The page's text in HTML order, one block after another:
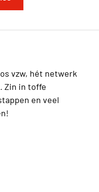
vzw, hét netwerk
Zin in toffe
en veel